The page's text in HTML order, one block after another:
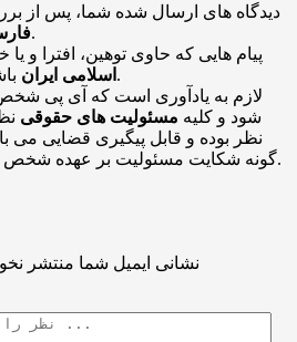
دیدگاه های ارسال شده شما، پس از
منتشر خواهد شد.
پیام هایی که حاوی توهین، افترا و یا
اسلامی ایران باشد منتشر نخواهد شد.
لازم به یادآوری است که آی پی
شود و کلیه مسئولیت های حقوقی
نظر بوده و قابل پیگیری قضایی می
گونه شکایت مسئولیت بر عهده شخص نظر دهنده خواهد بود.
نشانی ایمیل شما منتشر